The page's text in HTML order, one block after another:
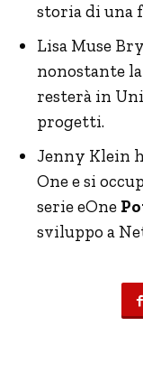
storia di una
Lisa Muse
nonostante
resterà in
progetti.
Jenny Klein
One e si
serie eOne
sviluppo a